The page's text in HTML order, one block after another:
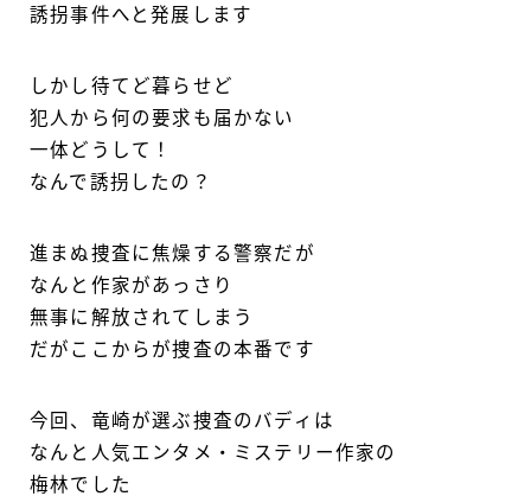
誘拐事件へと発展します
しかし待てど暮らせど
犯人から何の要求も届かない
一体どうして！
なんで誘拐したの？
進まぬ捜査に焦燥する警察だが
なんと作家があっさり
無事に解放されてしまう
だがここからが捜査の本番です
今回、竜崎が選ぶ捜査のバディは
なんと人気エンタメ・ミステリー作家の
梅林でした